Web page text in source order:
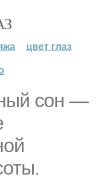
цвет глаз
сон —